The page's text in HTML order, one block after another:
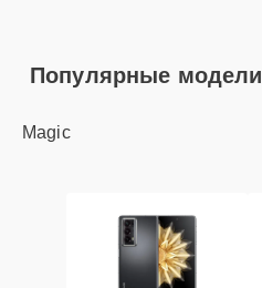
Популярные модели
Magic